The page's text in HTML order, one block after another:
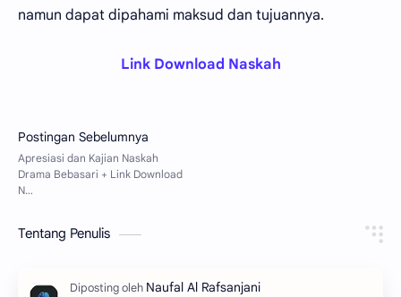
namun dapat dipahami maksud dan tujuannya.
Link Download Naskah
Tentang Penulis